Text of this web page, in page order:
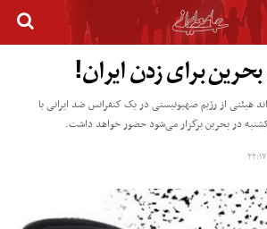
بحرین برای زدن ایران!
هیئتی از رژیم صهیونیستی در یک کنفرانس ضد ایرانی با
در بحرین برگزار می‌شود حضور خواهد داشت.